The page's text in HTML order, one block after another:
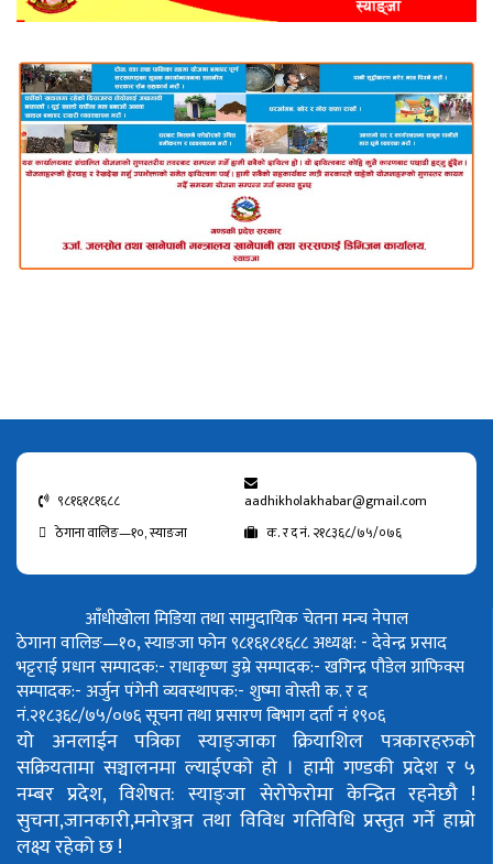
९८१६१८१६८८
aadhikholakhabar@gmail.com
ठेगाना वालिङ—१०, स्याङजा
क. र द नं. २१८३६८/७५/०७६
आँधीखोला मिडिया तथा सामुदायिक चेतना मन्च नेपाल
ठेगाना वालिङ—१०, स्याङजा फोन ९८१६१८१६८८अध्यक्ष: - देवेन्द्र प्रसाद
भट्टराईप्रधान सम्पादक:- राधाकृष्ण डुम्रेसम्पादक:- खगिन्द्र पौडेलग्राफिक्स
सम्पादक:- अर्जुन पंगेनीव्यवस्थापक:- शुष्मा वोस्तीक. र द
नं.२१८३६८/७५/०७६सूचना तथा प्रसारण बिभाग दर्ता नं १९०६
यो अनलाईन पत्रिका स्याङ्जाका क्रियाशिल पत्रकारहरुको
सक्रियतामा सञ्चालनमा ल्याईएको हो । हामी गण्डकी प्रदेश र ५
नम्बर प्रदेश, विशेषत: स्याङ्जा सेरोफेरोमा केन्द्रित रहनेछौ !
सुचना,जानकारी,मनोरञ्जन तथा विविध गतिविधि प्रस्तुत गर्ने हाम्रो
लक्ष्य रहेको छ !